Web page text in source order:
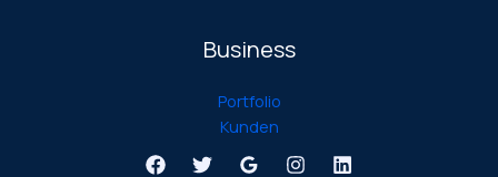
Business
Portfolio
Kunden